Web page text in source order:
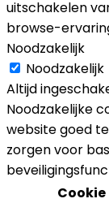
uitschakelen
browse-
Noodzakelijk
Noodzakelijk
Altijd
Noodzakelijke
website goed
zorgen voor
Cookie